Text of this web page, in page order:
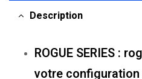
Description
ROGUE SERIES :
votre